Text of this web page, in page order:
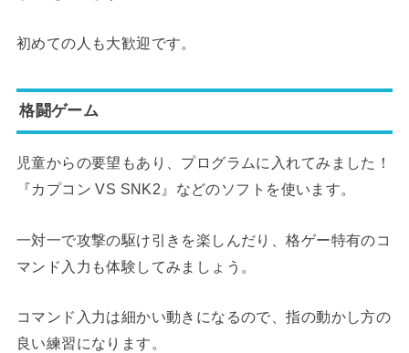
初めての人も大歓迎です。
格闘ゲーム
児童からの要望もあり、プログラムに入れてみました！
『カプコン VS SNK2』などのソフトを使います。
一対一で攻撃の駆け引きを楽しんだり、格ゲー特有のコ
マンド入力も体験してみましょう。
コマンド入力は細かい動きになるので、指の動かし方の
良い練習になります。